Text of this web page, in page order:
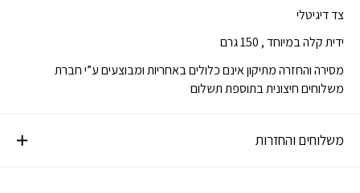
צד דיגיטלי
ידית קלה במיוחד , 150 גרם
מסירה והחזרה מתיקון אינם כלולים באחריות ומבוצעים ע”י חברת
משלוחים חיצונית בתוספת תשלום
משלוחים והחזרות